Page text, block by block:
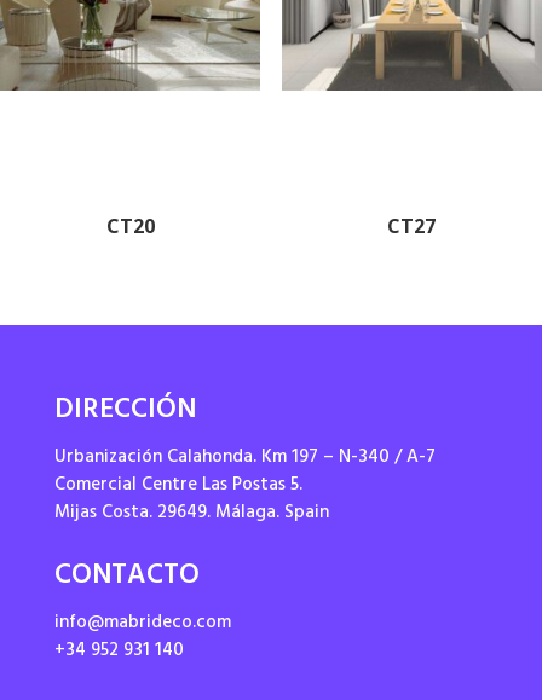
CT20 CT27
DIRECCIÓN
Urbanización Calahonda. Km 197 – N-340 / A-7
Comercial Centre Las Postas 5.
Mijas Costa. 29649. Málaga. Spain
CONTACTO
info@mabrideco.com
+34 952 931 140